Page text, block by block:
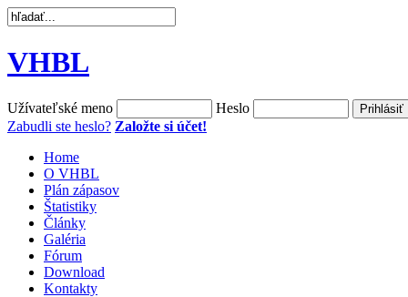
VHBL
Užívateľské meno
Heslo
Zabudli ste heslo? Založte si účet!
Home
O VHBL
Plán zápasov
Štatistiky
Články
Galéria
Fórum
Download
Kontakty